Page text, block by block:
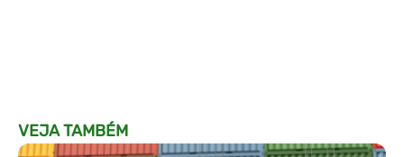
VEJA TAMBÉM